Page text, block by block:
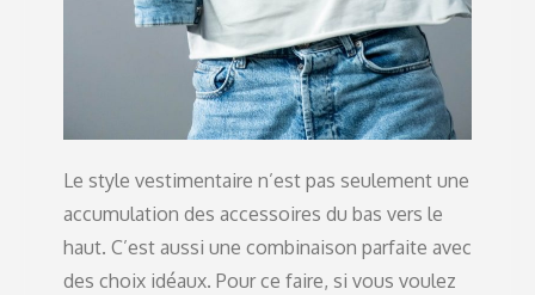
Le style vestimentaire n’est pas seulement une
accumulation des accessoires du bas vers le
haut. C’est aussi une combinaison parfaite avec
des choix idéaux. Pour ce faire, si vous voulez